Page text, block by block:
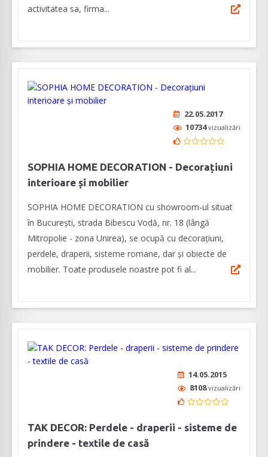
activitatea sa, firma...
22.05.2017
10734vizualizări
SOPHIA HOME DECORATION - Decorațiuni
interioare și mobilier
SOPHIA HOME DECORATION cu showroom-ul situat
în București, strada Bibescu Vodă, nr. 18 (lângă
Mitropolie - zona Unirea), se ocupă cu decorațiuni,
perdele, draperii, sisteme romane, dar și obiecte de
mobilier. Toate produsele noastre pot fi al...
14.05.2015
8108vizualizări
TAK DECOR: Perdele - draperii - sisteme de
prindere - textile de casă